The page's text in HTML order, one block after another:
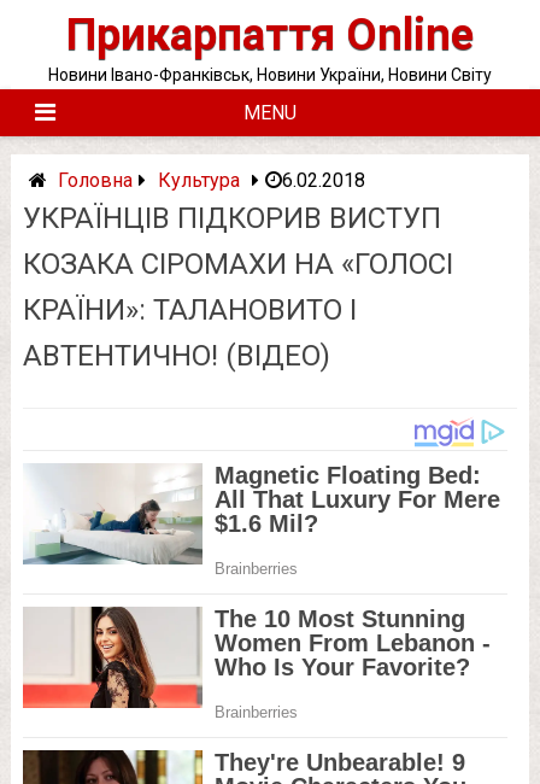
Прикарпаття Online
Новини Івано-Франківськ, Новини України, Новини Світу
MENU
Головна Культура 6.02.2018
УКРАЇНЦІВ ПІДКОРИВ ВИСТУП
КОЗАКА СІРОМАХИ НА «ГОЛОСІ
КРАЇНИ»: ТАЛАНОВИТО І
АВТЕНТИЧНО! (ВІДЕО)